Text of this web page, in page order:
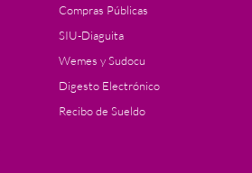
Compras Públicas
SIU-Diaguita
Wemes y Sudocu
Digesto Electrónico
Recibo de Sueldo